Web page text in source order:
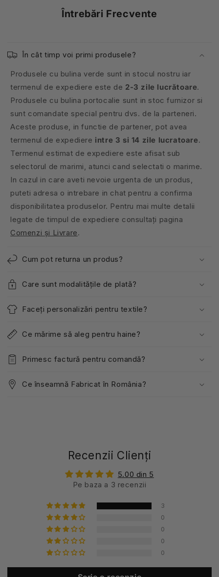
Întrebări Frecvente
În cât timp voi primi produsele?
Produsele cu bulina verde sunt in stocul nostru iar
termenul de expediere este de 2-3 zile lucrătoare.
Produsele cu bulina portocalie sunt in stoc furnizor si
sunt comandate special pentru dvs. de la parteneri.
Aceste produse, in functie de partener, pot avea
termenul de expediere intre 3 si 14 zile lucratoare.
Termenul estimat de expediere este afisat sub
selectorul de marimi, atunci cand selectati o marime.
In cazul in care aveti nevoie urgenta de un produs,
puteti adresa o intrebare in chat pentru a confirma
disponibilitatea produselor. Pentru mai multe detalii
legate de timpul de expediere consultați pagina
Comenzi și Livrare.
Cum pot returna un produs?
Care sunt modalitățile de plată?
Faceți personalizări pentru textile?
Ce mărime să aleg pentru haine?
Primesc factură pentru comandă?
Ce înseamnă Fabricat în România?
Recenzii Clienți
5.00 din 5
Pe baza a 3 recenzii
3
0
0
0
0